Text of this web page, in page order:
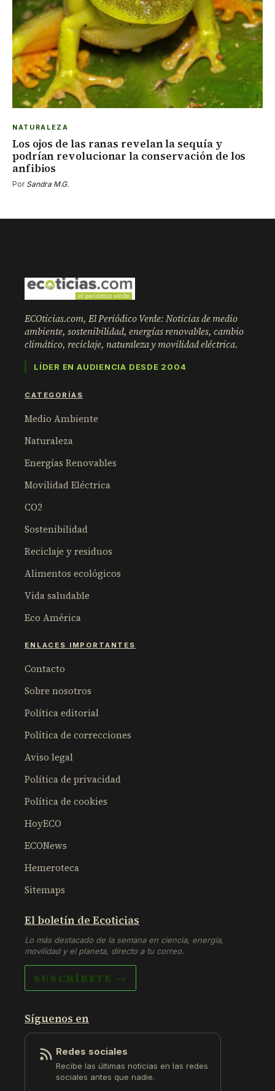
NATURALEZA
Los ojos de las ranas revelan la sequía y
podrían revolucionar la conservación de los
anfibios
Por Sandra M.G.
ECOticias.com, El Periódico Verde: Noticias de medio
ambiente, sostenibilidad, energías renovables, cambio
climático, reciclaje, naturaleza y movilidad eléctrica.
LÍDER EN AUDIENCIA DESDE 2004
CATEGORÍAS
Medio Ambiente
Naturaleza
Energías Renovables
Movilidad Eléctrica
CO2
Sostenibilidad
Reciclaje y residuos
Alimentos ecológicos
Vida saludable
Eco América
ENLACES IMPORTANTES
Contacto
Sobre nosotros
Política editorial
Política de correcciones
Aviso legal
Política de privacidad
Política de cookies
HoyECO
ECONews
Hemeroteca
Sitemaps
El boletín de Ecoticias
Lo más destacado de la semana en ciencia, energía,
movilidad y el planeta, directo a tu correo.
SUSCRÍBETE →
Síguenos en
Redes sociales
Recibe las últimas noticias en las redes
sociales antes que nadie.